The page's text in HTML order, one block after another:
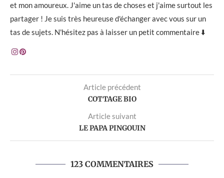
et mon amoureux. J'aime un tas de choses et j'aime surtout les
partager ! Je suis très heureuse d'échanger avec vous sur un
tas de sujets. N'hésitez pas à laisser un petit commentaire ⬇️
Article précédent
COTTAGE BIO
Article suivant
LE PAPA PINGOUIN
123 COMMENTAIRES